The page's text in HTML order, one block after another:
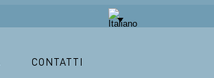
CONTATTI